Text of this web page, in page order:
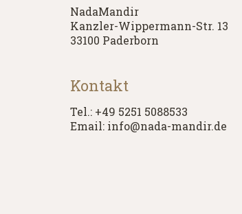
NadaMandir
Kanzler-Wippermann-Str. 13
33100 Paderborn
Kontakt
Tel.: +49 5251 5088533
Email: info@nada-mandir.de